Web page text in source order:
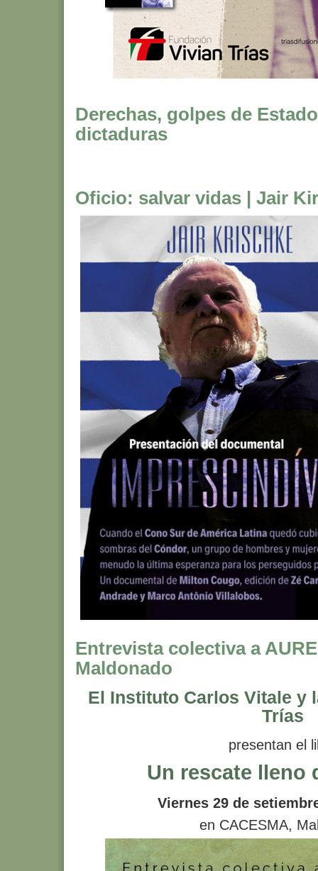
Derechas, golpes de
dictaduras
Oficio: salvar vidas | Jair
Entrevista colectiva a
Maldonado
El Instituto Carlos Vitale y
Trías
presentan el
Un rescate lleno
Viernes 29 de
en CACESMA,